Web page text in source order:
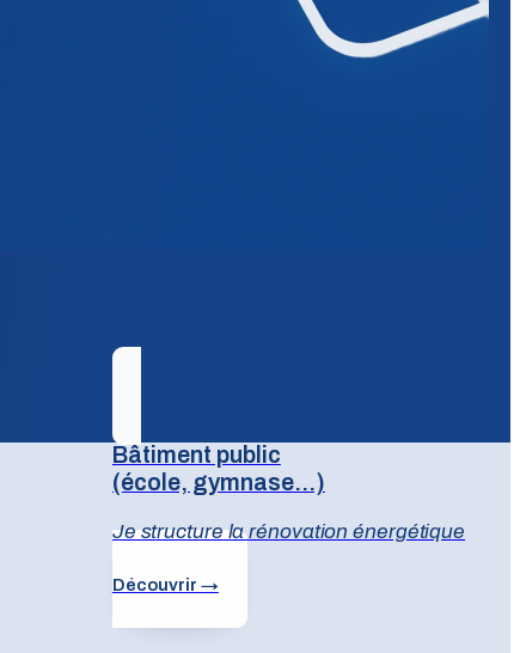
Bâtiment public
(école, gymnase...)
Je structure la rénovation énergétique
Découvrir →